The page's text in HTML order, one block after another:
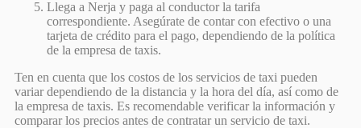
Llega a Nerja y paga al conductor la tarifa
correspondiente. Asegúrate de contar con efectivo o una
tarjeta de crédito para el pago, dependiendo de la política
de la empresa de taxis.
Ten en cuenta que los costos de los servicios de taxi pueden
variar dependiendo de la distancia y la hora del día, así como de
la empresa de taxis. Es recomendable verificar la información y
comparar los precios antes de contratar un servicio de taxi.